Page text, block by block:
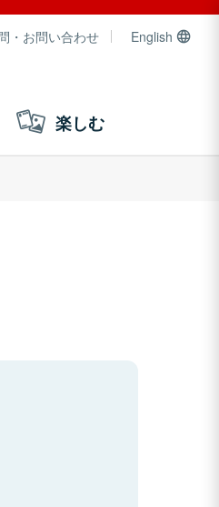
・お問い合わせ English
楽しむ